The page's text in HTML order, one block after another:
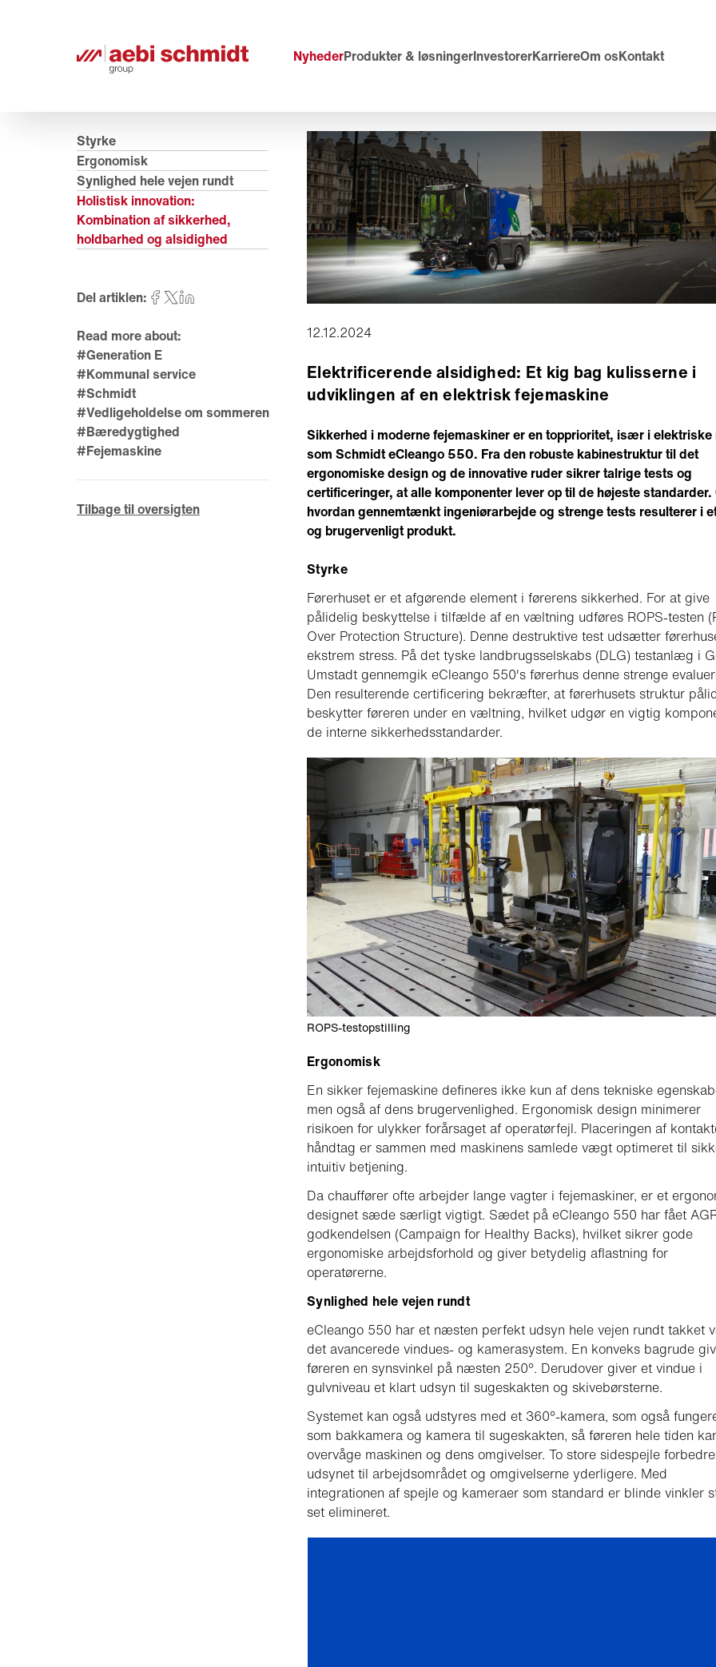
NyhederProdukter & løsningerInvestorerKarriereOm osKontakt
Styrke
Ergonomisk
Synlighed hele vejen rundt
Holistisk innovation:
Kombination af sikkerhed,
holdbarhed og alsidighed
Del artiklen:
Read more about:
#Generation E
#Kommunal service
#Schmidt
#Vedligeholdelse om sommeren
#Bæredygtighed
#Fejemaskine
Tilbage til oversigten
12.12.2024
Elektrificerende alsidighed: Et kig bag kulisserne i
udviklingen af en elektrisk fejemaskine
Sikkerhed i moderne fejemaskiner er en topprioritet, især i elektriske
som Schmidt eCleango 550. Fra den robuste kabinestruktur til det
ergonomiske design og de innovative ruder sikrer talrige tests og
certificeringer, at alle komponenter lever op til de højeste standarder.
hvordan gennemtænkt ingeniørarbejde og strenge tests resulterer i
og brugervenligt produkt.
Styrke
Førerhuset er et afgørende element i førerens sikkerhed. For at give
pålidelig beskyttelse i tilfælde af en væltning udføres ROPS-testen
Over Protection Structure). Denne destruktive test udsætter
ekstrem stress. På det tyske landbrugsselskabs (DLG) testanlæg i
Umstadt gennemgik eCleango 550's førerhus denne strenge
Den resulterende certificering bekræfter, at førerhusets struktur
beskytter føreren under en væltning, hvilket udgør en vigtig
de interne sikkerhedsstandarder.
ROPS-testopstilling
Ergonomisk
En sikker fejemaskine defineres ikke kun af dens tekniske
men også af dens brugervenlighed. Ergonomisk design minimerer
risikoen for ulykker forårsaget af operatørfejl. Placeringen af
håndtag er sammen med maskinens samlede vægt optimeret til
intuitiv betjening.
Da chauffører ofte arbejder lange vagter i fejemaskiner, er et
designet sæde særligt vigtigt. Sædet på eCleango 550 har fået
godkendelsen (Campaign for Healthy Backs), hvilket sikrer gode
ergonomiske arbejdsforhold og giver betydelig aflastning for
operatørerne.
Synlighed hele vejen rundt
eCleango 550 har et næsten perfekt udsyn hele vejen rundt takket
det avancerede vindues- og kamerasystem. En konveks bagrude
føreren en synsvinkel på næsten 250°. Derudover giver et vindue i
gulvniveau et klart udsyn til sugeskakten og skivebørsterne.
Systemet kan også udstyres med et 360°-kamera, som også
som bakkamera og kamera til sugeskakten, så føreren hele tiden
overvåge maskinen og dens omgivelser. To store sidespejle
udsynet til arbejdsområdet og omgivelserne yderligere. Med
integrationen af spejle og kameraer som standard er blinde vinkler
set elimineret.